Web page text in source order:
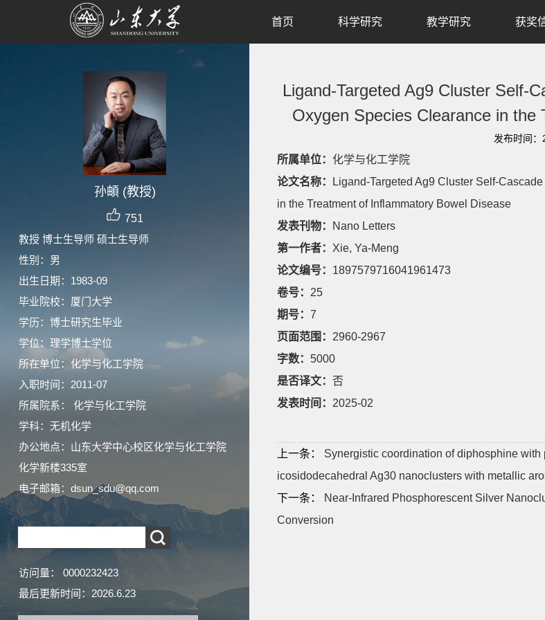
孙頔 (教授)
751
教授 博士生导师 硕士生导师
性别：男
出生日期：1983-09
毕业院校：厦门大学
学历：博士研究生毕业
学位：理学博士学位
所在单位：化学与化工学院
入职时间：2011-07
所属院系： 化学与化工学院
学科：无机化学
办公地点：山东大学中心校区化学与化工学院
化学新楼335室
电子邮箱： dsun_sdu@qq.com
访问量： 0000232423
最后更新时间： 2026.6.23
首页 科学研究 教学研究 获奖
Ligand-Targeted Ag9 Cluster Self-
Oxygen Species Clearance in
发布时间
所属单位： 化学与化工学院
论文名称：
Ligand-Targeted Ag9 Cluster Self-
in the Treatment of Inflammatory Bowel Disease
发表刊物：
Nano Letters
第一作者： Xie, Ya-Meng
论文编号： 1897579716041961473
卷号： 25
期号： 7
页面范围： 2960-2967
字数： 5000
是否译文： 否
发表时间： 2025-02
上一条：
Synergistic coordination of diphosphine
icosidodecahedral Ag30 nanoclusters with metallic
下一条：
Near-Infrared Phosphorescent Silver
Conversion